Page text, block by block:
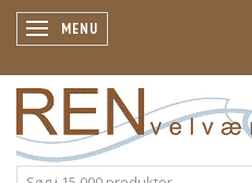
SKIFTE NAVIGATION
MENU